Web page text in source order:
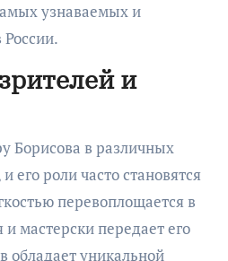
узнаваемых и
и
Борисова в различных
его роли часто становятся
перевоплощается в
и мастерски передает его
обладает уникальной